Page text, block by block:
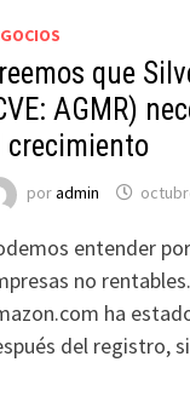
que
AGMR)
crecimiento
poradmin
entender
no
ha
del registro,